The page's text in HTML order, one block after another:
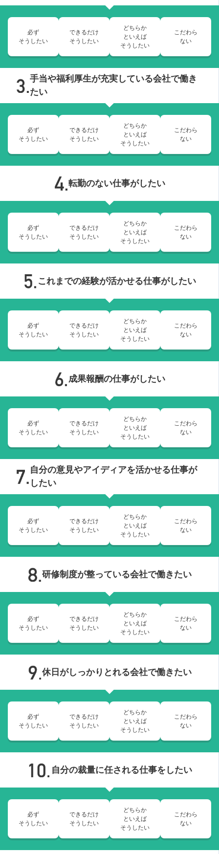
必ず
そうしたい
できるだけ
そうしたい
どちらか
といえば
そうしたい
こだわら
ない
手当や福利厚生が充実している会社で働き
たい
必ず
そうしたい
できるだけ
そうしたい
どちらか
といえば
そうしたい
こだわら
ない
転勤のない仕事がしたい
必ず
そうしたい
できるだけ
そうしたい
どちらか
といえば
そうしたい
こだわら
ない
これまでの経験が活かせる仕事がしたい
必ず
そうしたい
できるだけ
そうしたい
どちらか
といえば
そうしたい
こだわら
ない
成果報酬の仕事がしたい
必ず
そうしたい
できるだけ
そうしたい
どちらか
といえば
そうしたい
こだわら
ない
自分の意見やアイディアを活かせる仕事が
したい
必ず
そうしたい
できるだけ
そうしたい
どちらか
といえば
そうしたい
こだわら
ない
研修制度が整っている会社で働きたい
必ず
そうしたい
できるだけ
そうしたい
どちらか
といえば
そうしたい
こだわら
ない
休日がしっかりとれる会社で働きたい
必ず
そうしたい
できるだけ
そうしたい
どちらか
といえば
そうしたい
こだわら
ない
自分の裁量に任される仕事をしたい
必ず
そうしたい
できるだけ
そうしたい
どちらか
といえば
そうしたい
こだわら
ない